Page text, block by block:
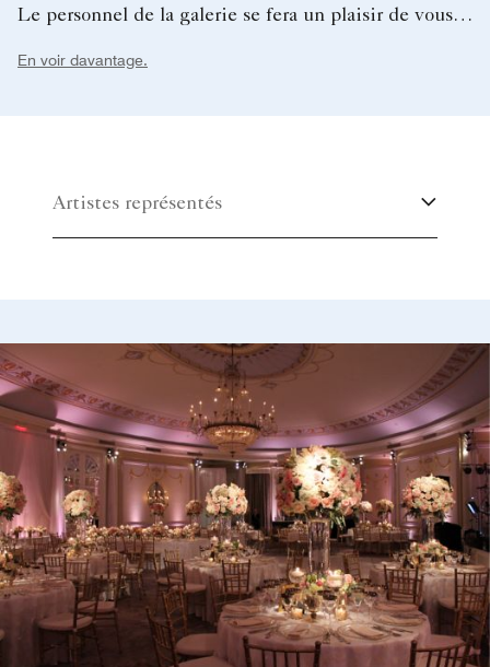
Le personnel de la galerie se fera un plaisir de vous
d'art exposées. La galerie Cosner peut effectuer des
En voir davantage.
Artistes représentés